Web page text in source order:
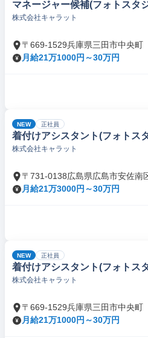
マネージャー候補(フォトスタ
株式会社キャラット
〒669-1529兵庫県三田市中央町
月給21万1000円～30万円
NEW 正社員
着付けアシスタント(フォトス
株式会社キャラット
〒731-0138広島県広島市安佐南
月給21万3000円～30万円
NEW 正社員
着付けアシスタント(フォトス
株式会社キャラット
〒669-1529兵庫県三田市中央町
月給21万1000円～30万円